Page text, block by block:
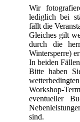
Wir
lediglich bei
fällt die
Gleiches gilt
durch die
Wintersperre)
In beiden
Bitte haben
Workshop-
eventueller
sind.